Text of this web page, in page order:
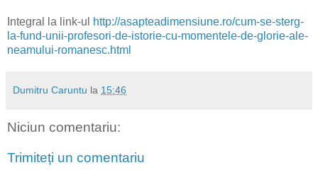
Integral la link-ul
http://asapteadimensiune.ro/cum-se-sterg-
la-fund-unii-profesori-de-istorie-cu-momentele-de-glorie-ale-
neamului-romanesc.html
Dumitru Caruntu la 15:46
Niciun comentariu:
Trimiteți un comentariu